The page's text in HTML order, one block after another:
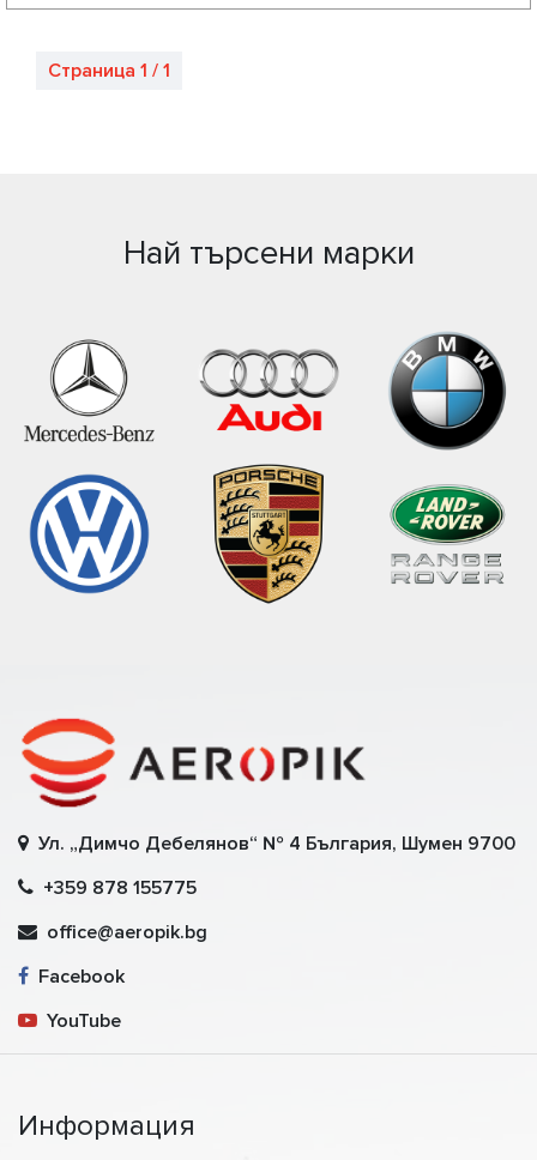
Страница 1 / 1
Най търсени марки
Ул. „Димчо Дебелянов“ № 4 България, Шумен 9700
+359 878 155775
office@aeropik.bg
Facebook
YouTube
Информация